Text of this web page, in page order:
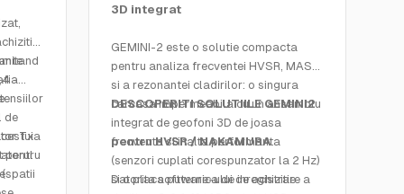
-
de
Tx
pentru
3D integrat
GEMINI-2 este o solutie compacta
pentru analiza frecventei HVSR, MASW
si a rezonantei cladirilor: o singura
carcasa impermeabila cu un ansamblu
integrat de geofoni 3D de joasa
frecventa si inalta performanta
(senzori cuplati corespunzator la 2 Hz)
si o placa puternica de inregistrare a
DESCOPERITI SOLUTIILE GEMINI2
pentru HVSR / NAKAMURA
Datorita software-ului de achizitie